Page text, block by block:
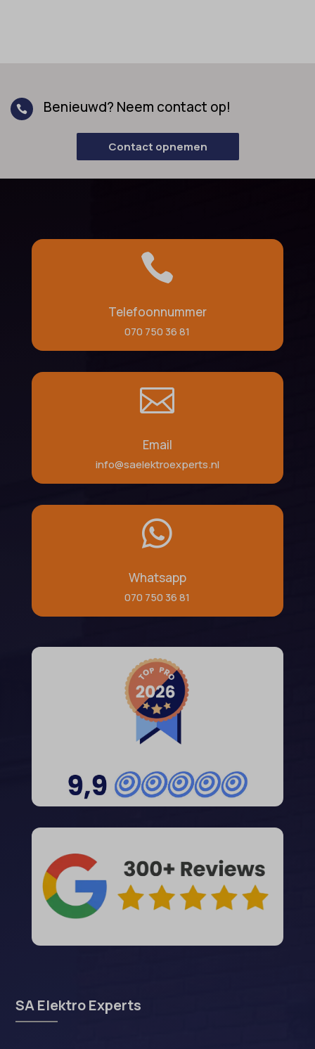
 Benieuwd? Neem contact op!
Contact opnemen

Telefoonnummer
070 750 36 81

Email
info@saelektroexperts.nl

Whatsapp
070 750 36 81
SA Elektro Experts